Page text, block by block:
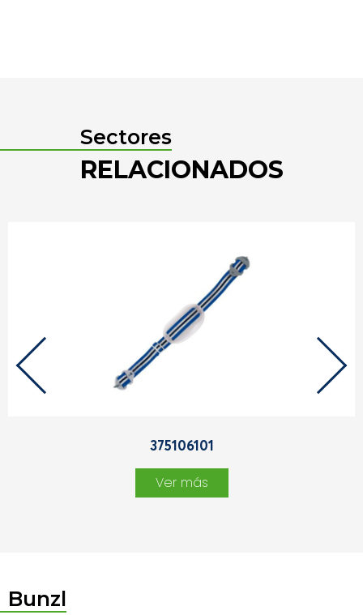
Sectores
RELACIONADOS
375106101
Ver más
Bunzl